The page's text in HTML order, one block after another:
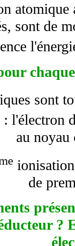
atomique
sont de
sont
: l'électron
au noyau
ionisation
de
?